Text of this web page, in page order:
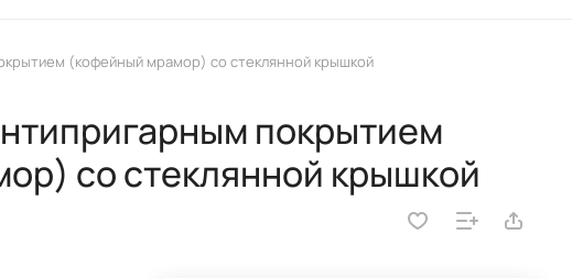
(кофейный мрамор) со стеклянной крышкой
покрытием
со стеклянной крышкой